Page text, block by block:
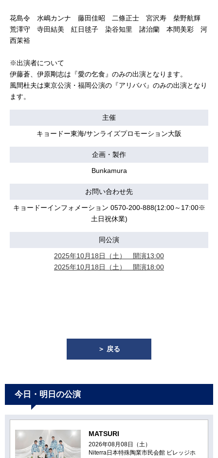
花島令 水嶋カンナ 藤田佳昭 二條正士 宮沢寿 柴野航輝
荒澤守 寺田結美 紅日毬子 染谷知里 諸治蘭 本間美彩 河
西茉裕
※出演者について
伊藤蒼、伊原剛志は『愛の乞食』のみの出演となります。
風間杜夫は東京公演・福岡公演の『アリババ』のみの出演となり
ます。
主催
キョードー東海/サンライズプロモーション大阪
企画・製作
Bunkamura
お問い合わせ先
キョードーインフォメーション 0570-200-888(12:00～17:00※
土日祝休業)
同公演
2025年10月18日（土） 開演13:00
2025年10月18日（土） 開演18:00
＞ 戻る
今日・明日の公演
MATSURI
2026年08月08日（土）
Niterra日本特殊陶業市民会館 ビレッジホ